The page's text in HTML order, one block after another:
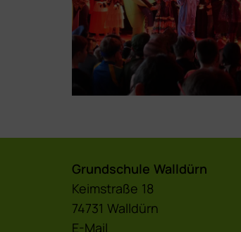
Grundschule Walldürn
Keimstraße 18
74731 Walldürn
E-Mail